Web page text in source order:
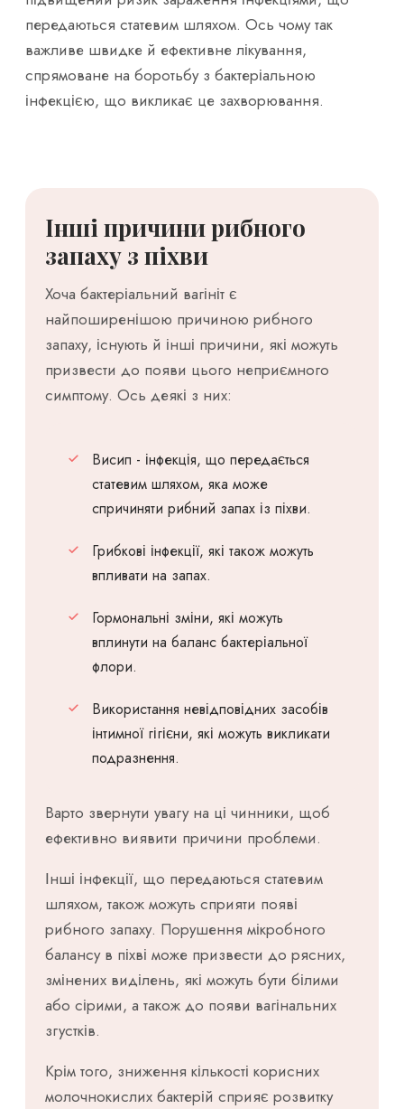
передаються статевим шляхом. Ось чому так
важливе швидке й ефективне лікування,
спрямоване на боротьбу з бактеріальною
інфекцією, що викликає це захворювання.
Інші причини рибного
запаху з піхви
Хоча бактеріальний вагініт є
найпоширенішою причиною рибного
запаху, існують й інші причини, які можуть
призвести до появи цього неприємного
симптому. Ось деякі з них:
Висип - інфекція, що передається
статевим шляхом, яка може
спричиняти рибний запах із піхви.
Грибкові інфекції, які також можуть
впливати на запах.
Гормональні зміни, які можуть
вплинути на баланс бактеріальної
флори.
Використання невідповідних засобів
інтимної гігієни, які можуть викликати
подразнення.
Варто звернути увагу на ці чинники, щоб
ефективно виявити причини проблеми.
Інші інфекції, що передаються статевим
шляхом, також можуть сприяти появі
рибного запаху. Порушення мікробного
балансу в піхві може призвести до рясних,
змінених виділень, які можуть бути білими
або сірими, а також до появи вагінальних
згустків.
Крім того, зниження кількості корисних
молочнокислих бактерій сприяє розвитку